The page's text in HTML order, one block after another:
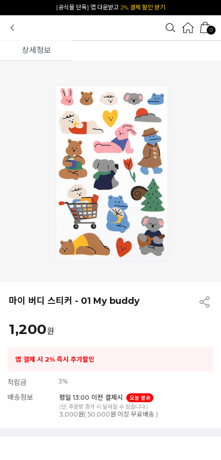
카카오 플친 추가하면1천원 즉시 할인 쿠폰
0
상세정보
마이 버디 스티커 - 01 My buddy
1,200원
앱 결제 시 2% 즉시 추가할인
적립금 3%
배송정보 평일 13:00 이전 결제시
오늘 발송
(단, 주문량 증가 시 달라질 수 있습니다.)
3,000원( 50,000원 이상 무료배송 )